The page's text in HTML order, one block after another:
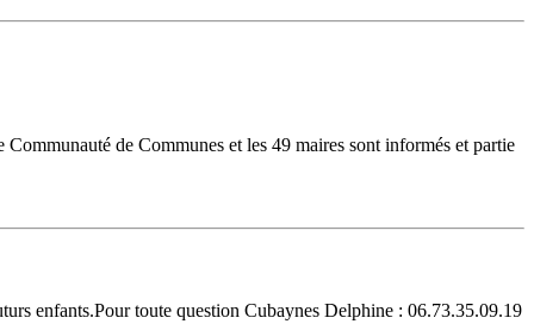
de Communes et les 49 maires sont informés et partie
enfants.Pour toute question Cubaynes Delphine : 06.73.35.09.19